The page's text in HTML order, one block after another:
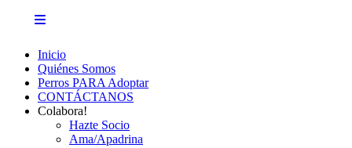
Inicio
Quiénes Somos
Perros PARA Adoptar
CONTÁCTANOS
Colabora!
Hazte Socio
Ama/Apadrina